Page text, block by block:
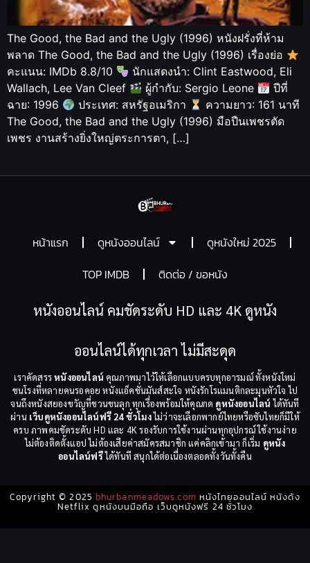
The Good, the Bad and the Ugly (1996) หนังฝรั่งที่ห้าม
พลาด The Good, the Bad and the Ugly (1996) เรื่องย่อ
คะแนน: IMDb 8.8/10
นักแสดงนำ: Clint Eastwood, Eli
Wallach, Lee Van Cleef
ผู้กำกับ: Sergio Leone
ปีที่
ฉาย: 1996
ประเทศ: สหรัฐอเมริกา
ความยาว: 161 นาที
The Good, the Bad and the Ugly (1996) มือปืนเพชรตัด
เพชร งานสร้างยิ่งใหญ่ตระการตา, […]
หน้าแรก ดูหนังออนไลน์
ดูหนังใหม่ 2025
TOP IMDB
ติดต่อ / ขอหนัง
หนังออนไลน์ คมชัดระดับ HD และ 4K ดูหนัง
ออนไลน์ได้ทุกเวลา ไม่มีสะดุด
เราคัดสรรหนังออนไลน์ คุณภาพมาไว้ให้เลือกแบบครบทุกอารมณ์ ทั้งหนังใหม่
ชนโรงที่หลายคนรอคอย หนังแอ็คชั่นมันส์สะใจ หนังรักโรแมนติกละมุนหัวใจ ไป
จนถึงหนังสยองขวัญที่ชวนขนลุก ทุกเรื่องพร้อมให้คุณกด ดูหนังออนไลน์ ได้ทันที
ผ่าน เว็บดูหนังออนไลน์ฟรี 24 ชั่วโมงไม่ว่าจะเลือกพากย์ไทยหรือซับไทยก็มีให้
ครบ ภาพคมชัดระดับ HD และ 4K รองรับการใช้งานผ่านทุกอุปกรณ์ ใช้งานง่าย
ไม่ต้องติดตั้งแอป ไม่ต้องเสียค่าสมัครสมาชิก แค่คลิกเข้ามา ก็เริ่ม ดูหนัง
ออนไลน์ฟรีได้ทันที สนุกได้ต่อเนื่องตลอดทั้งวันทั้งคืน
Copyright © 2025 bhurbanmeadows.com หนังไทยออนไลน์ หนังดัง
Netflix ดูหนังบนมือถือ เว็บดูหนังฟรี 24 ชั่วโมง